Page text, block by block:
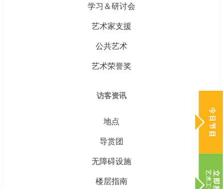
学习＆研讨会
艺术家支援
公共艺术
艺术荣誉奖
访客资讯
地点
导赏团
无障碍设施
楼层指南